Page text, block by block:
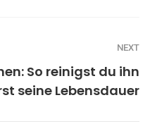
NEXT
So reinigst du ihn
seine Lebensdauer